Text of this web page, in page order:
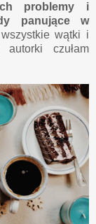
problemy i
panujące w
wątki i
czułam